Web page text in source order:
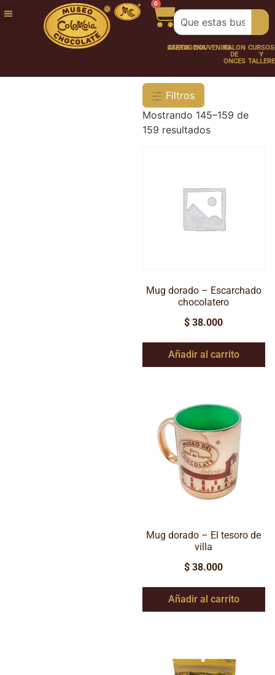
0
FUNDACIÓNNUESTRATRABAJA
CHOCOLATERÍA
CARTAGENASOUVENIRSSALÓN
DE
ONCES
CURSOS
Y
Filtros
Mostrando 145–159 de
159 resultados
Mug dorado – Escarchado
chocolatero
$ 38.000
Añadir al carrito
Mug dorado – El tesoro de
villa
$ 38.000
Añadir al carrito